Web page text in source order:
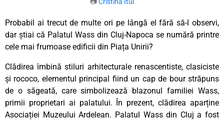
Probabil ai trecut de multe ori pe lângă el fără să-l observi,
dar știai că Palatul Wass din Cluj-Napoca se numără printre
cele mai frumoase edificii din Piața Unirii?
Clădirea îmbină stiluri arhitecturale renascentiste, clasiciste
și rococo, elementul principal fiind un cap de bour străpuns
de o săgeată, care simbolizează blazonul familiei Wass,
primii proprietari ai palatului. În prezent, clădirea aparține
Asociației Muzeului Ardelean. Palatul Wass din Cluj a fost